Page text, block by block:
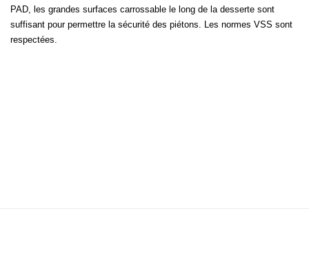
PAD, les grandes surfaces carrossable le long de la desserte sont
suffisant pour permettre la sécurité des piétons. Les normes VSS sont
respectées.